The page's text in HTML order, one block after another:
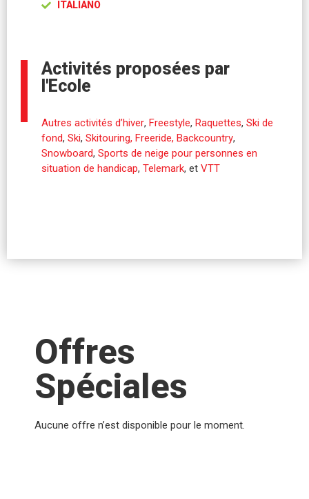
ITALIANO
Activités proposées par
l'Ecole
Autres activités d’hiver, Freestyle, Raquettes, Ski de
fond, Ski, Skitouring, Freeride, Backcountry,
Snowboard, Sports de neige pour personnes en
situation de handicap, Telemark, et VTT
Offres
Spéciales
Aucune offre n’est disponible pour le moment.